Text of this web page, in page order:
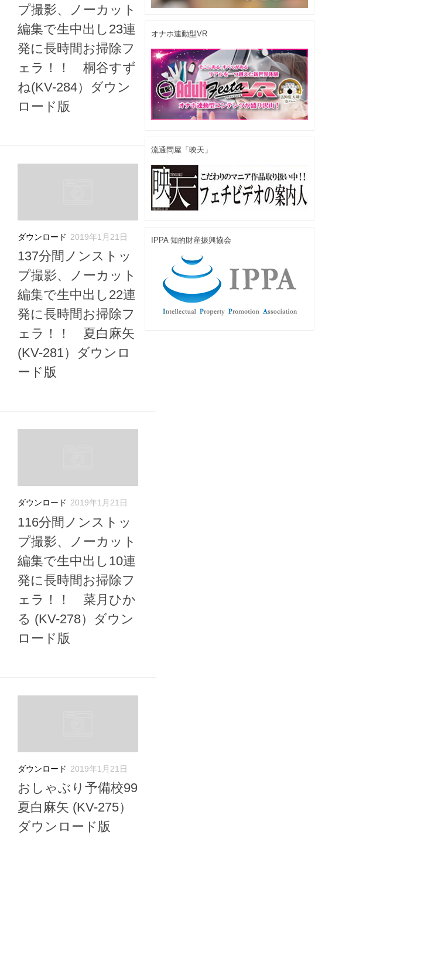
プ撮影、ノーカット
編集で生中出し23連
発に長時間お掃除フ
ェラ！！ 桐谷すず
ね(KV-284）ダウン
ロード版
ダウンロード 2019年1月21日
137分間ノンストッ
プ撮影、ノーカット
編集で生中出し22連
発に長時間お掃除フ
ェラ！！ 夏白麻矢
(KV-281）ダウンロ
ード版
ダウンロード 2019年1月21日
116分間ノンストッ
プ撮影、ノーカット
編集で生中出し10連
発に長時間お掃除フ
ェラ！！ 菜月ひか
る (KV-278）ダウン
ロード版
ダウンロード 2019年1月21日
おしゃぶり予備校99
夏白麻矢 (KV-275）
ダウンロード版
オナホ連動型VR
流通問屋「映天」
IPPA 知的財産振興協会